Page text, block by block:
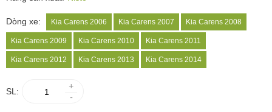
Dòng xe: Kia Carens 2006 Kia Carens 2007 Kia Carens 2008
Kia Carens 2009 Kia Carens 2010 Kia Carens 2011
Kia Carens 2012 Kia Carens 2013 Kia Carens 2014
SL:
+
-